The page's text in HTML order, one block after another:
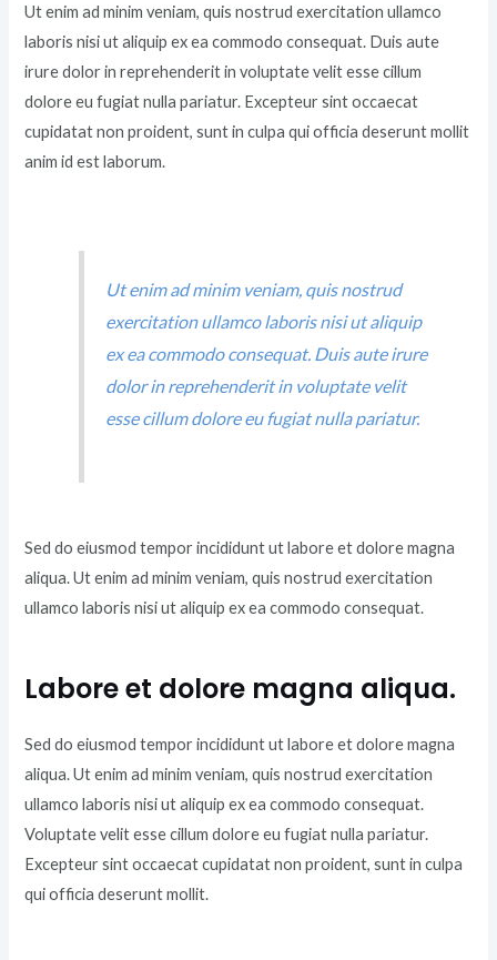
Ut enim ad minim veniam, quis nostrud exercitation ullamco
laboris nisi ut aliquip ex ea commodo consequat. Duis aute
irure dolor in reprehenderit in voluptate velit esse cillum
dolore eu fugiat nulla pariatur. Excepteur sint occaecat
cupidatat non proident, sunt in culpa qui officia deserunt mollit
anim id est laborum.
Ut enim ad minim veniam, quis nostrud
exercitation ullamco laboris nisi ut aliquip
ex ea commodo consequat. Duis aute irure
dolor in reprehenderit in voluptate velit
esse cillum dolore eu fugiat nulla pariatur.
Sed do eiusmod tempor incididunt ut labore et dolore magna
aliqua. Ut enim ad minim veniam, quis nostrud exercitation
ullamco laboris nisi ut aliquip ex ea commodo consequat.
Labore et dolore magna aliqua.
Sed do eiusmod tempor incididunt ut labore et dolore magna
aliqua. Ut enim ad minim veniam, quis nostrud exercitation
ullamco laboris nisi ut aliquip ex ea commodo consequat.
Voluptate velit esse cillum dolore eu fugiat nulla pariatur.
Excepteur sint occaecat cupidatat non proident, sunt in culpa
qui officia deserunt mollit.